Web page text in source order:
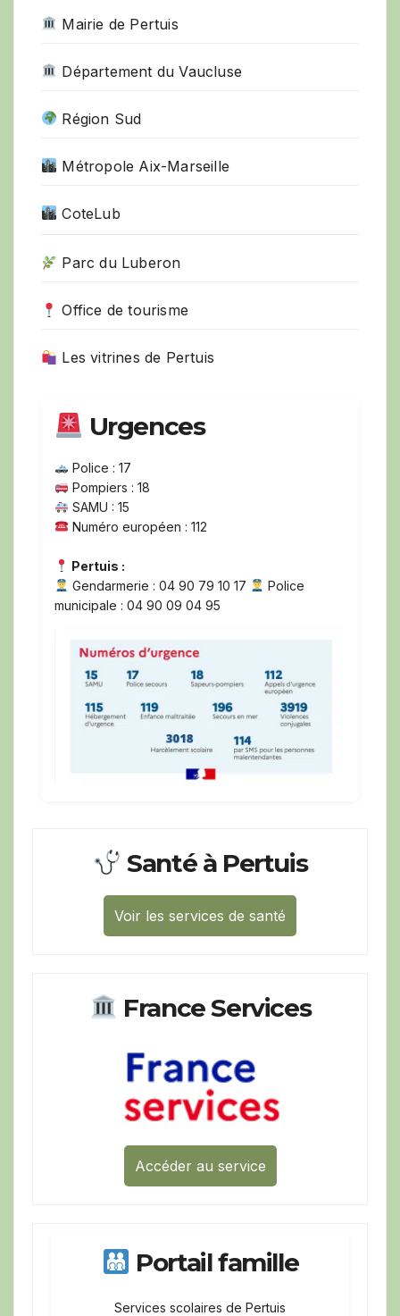
Mairie de Pertuis
Département du Vaucluse
Région Sud
Métropole Aix-Marseille
CoteLub
Parc du Luberon
Office de tourisme
Les vitrines de Pertuis
Urgences
Police : 17
Pompiers : 18
SAMU : 15
Numéro européen : 112
Pertuis :
Gendarmerie : 04 90 79 10 17
Police
municipale : 04 90 09 04 95
Santé à Pertuis
Voir les services de santé
France Services
Accéder au service
Portail famille
Services scolaires de Pertuis